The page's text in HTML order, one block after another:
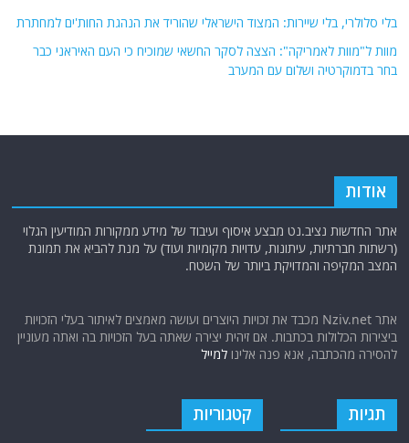
בלי סלולרי, בלי שיירות: המצוד הישראלי שהוריד את הנהגת החות'ים למחתרת
מוות ל"מוות לאמריקה": הצצה לסקר החשאי שמוכיח כי העם האיראני כבר
בחר בדמוקרטיה ושלום עם המערב
אודות
אתר החדשות נציב.נט מבצע איסוף ועיבוד של מידע ממקורות המודיעין הגלוי
(רשתות חברתיות, עיתונות, עדויות מקומיות ועוד) על מנת להביא את תמונת
המצב המקיפה והמדויקת ביותר של השטח.
אתר Nziv.net מכבד את זכויות היוצרים ועושה מאמצים לאיתור בעלי הזכויות
ביצירות הכלולות בכתבות. אם זיהית יצירה שאתה בעל הזכויות בה ואתה מעוניין
להסירה מהכתבה, אנא פנה אלינולמייל
תגיות קטגוריות